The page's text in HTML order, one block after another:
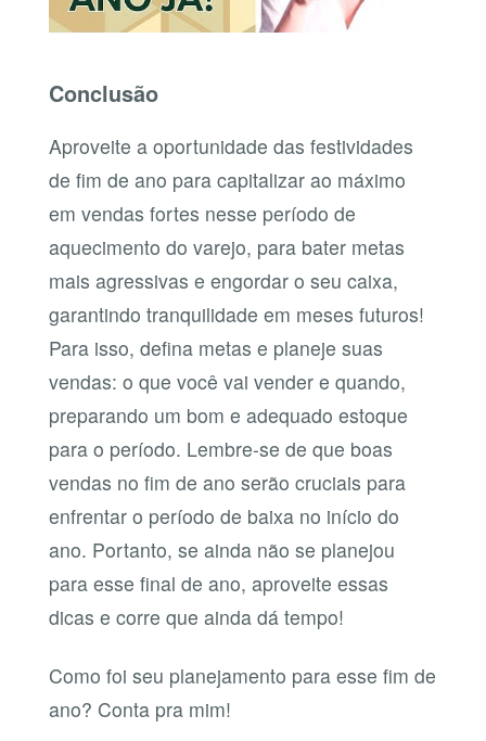
Conclusão
Aproveite a oportunidade das festividades
de fim de ano para capitalizar ao máximo
em vendas fortes nesse período de
aquecimento do varejo, para bater metas
mais agressivas e engordar o seu caixa,
garantindo tranquilidade em meses futuros!
Para isso, defina metas e planeje suas
vendas: o que você vai vender e quando,
preparando um bom e adequado estoque
para o período. Lembre-se de que boas
vendas no fim de ano serão cruciais para
enfrentar o período de baixa no início do
ano. Portanto, se ainda não se planejou
para esse final de ano, aproveite essas
dicas e corre que ainda dá tempo!
Como foi seu planejamento para esse fim de
ano? Conta pra mim!